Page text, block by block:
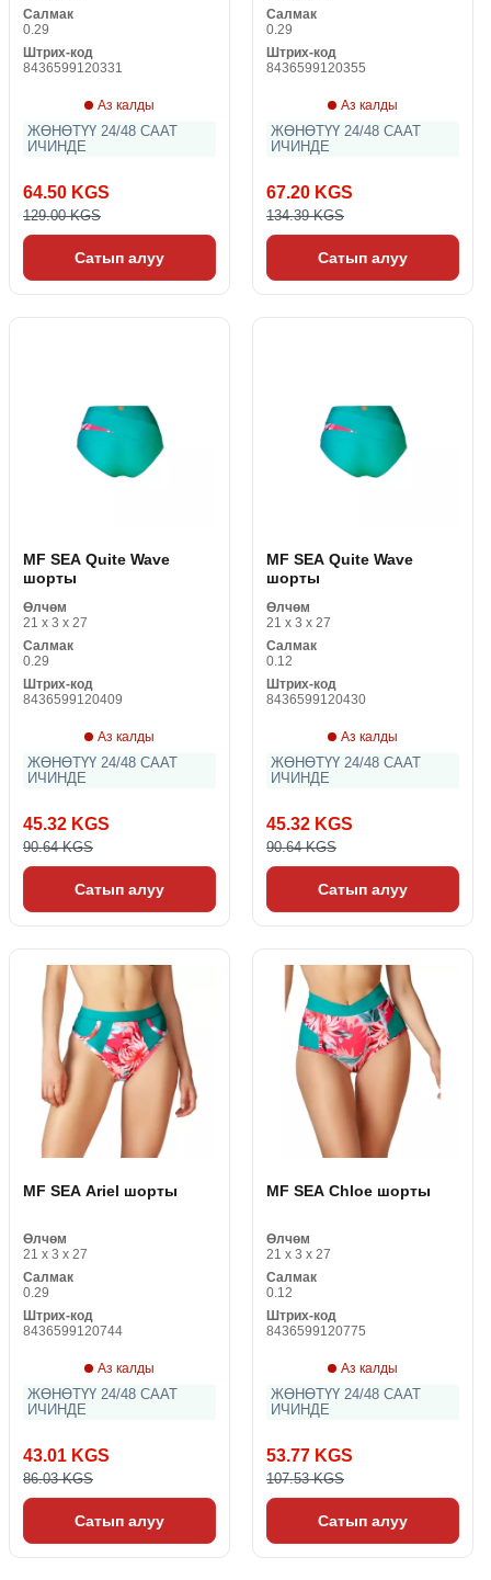
Салмак
0.29
Штрих-код
8436599120331
Аз калды
ЖӨНӨТҮҮ 24/48 СААТ
ИЧИНДЕ
64.50 KGS
129.00 KGS
Сатып алуу
Салмак
0.29
Штрих-код
8436599120355
Аз калды
ЖӨНӨТҮҮ 24/48 СААТ
ИЧИНДЕ
67.20 KGS
134.39 KGS
Сатып алуу
MF SEA Quite Wave
шорты
Өлчөм
21 x 3 x 27
Салмак
0.29
Штрих-код
8436599120409
Аз калды
ЖӨНӨТҮҮ 24/48 СААТ
ИЧИНДЕ
45.32 KGS
90.64 KGS
Сатып алуу
MF SEA Quite Wave
шорты
Өлчөм
21 x 3 x 27
Салмак
0.12
Штрих-код
8436599120430
Аз калды
ЖӨНӨТҮҮ 24/48 СААТ
ИЧИНДЕ
45.32 KGS
90.64 KGS
Сатып алуу
MF SEA Ariel шорты
Өлчөм
21 x 3 x 27
Салмак
0.29
Штрих-код
8436599120744
Аз калды
ЖӨНӨТҮҮ 24/48 СААТ
ИЧИНДЕ
43.01 KGS
86.03 KGS
Сатып алуу
MF SEA Chloe шорты
Өлчөм
21 x 3 x 27
Салмак
0.12
Штрих-код
8436599120775
Аз калды
ЖӨНӨТҮҮ 24/48 СААТ
ИЧИНДЕ
53.77 KGS
107.53 KGS
Сатып алуу